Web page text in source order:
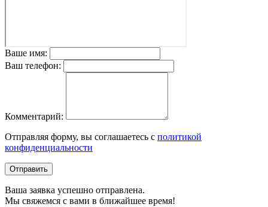
Ваше имя:
Ваш телефон:
Комментарий:
Отправляя форму, вы соглашаетесь с политикой
конфиденциальности
Отправить
Ваша заявка успешно отправлена.
Мы свяжемся с вами в ближайшее время!